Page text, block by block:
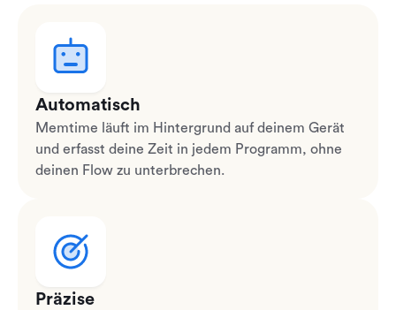
Automatisch
Memtime läuft im Hintergrund auf deinem Gerät
und erfasst deine Zeit in jedem Programm, ohne
deinen Flow zu unterbrechen.
Präzise